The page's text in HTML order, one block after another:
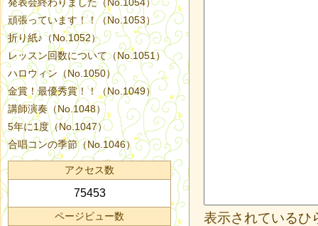
表示されているひ
頑張っています！！（No.1053）
折り紙♪（No.1052）
レッスン回数について（No.1051）
ハロウィン（No.1050）
金賞！最優秀賞！！（No.1049）
講師演奏（No.1048）
5年に1度（No.1047）
合唱コンの季節（No.1046）
アクセス数
75453
ページビュー数